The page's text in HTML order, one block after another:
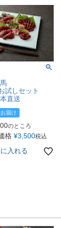
試しセット
直送
届け
のところ
格 ¥3,500税込
入れる